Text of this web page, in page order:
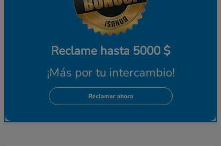
Reclame hasta 5000 $
¡Más por tu intercambio!
Reclamar ahora